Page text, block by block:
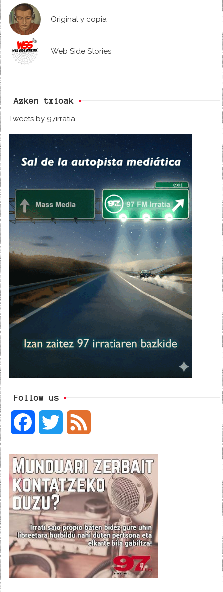
Original y copia
Web Side Stories
Azken txioak
Tweets by 97irratia
Follow us
c
e
b
o
o
i
t
t
e
e
d